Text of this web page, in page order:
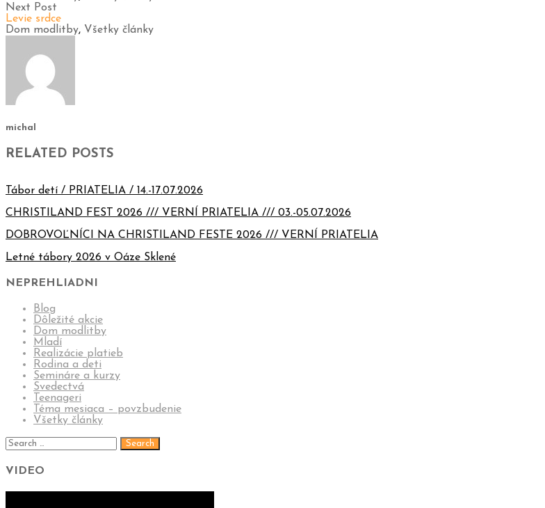
Next Post
Levie srdce
Dom modlitby, Všetky články
michal
RELATED POSTS
Tábor detí / PRIATELIA / 14.-17.07.2026
CHRISTILAND FEST 2026 /// VERNÍ PRIATELIA /// 03.-05.07.2026
DOBROVOĽNÍCI NA CHRISTILAND FESTE 2026 /// VERNÍ PRIATELIA
Letné tábory 2026 v Oáze Sklené
NEPREHLIADNI
Blog
Dôležité akcie
Dom modlitby
Mladí
Realizácie platieb
Rodina a deti
Semináre a kurzy
Svedectvá
Teenageri
Téma mesiaca – povzbudenie
Všetky články
VIDEO